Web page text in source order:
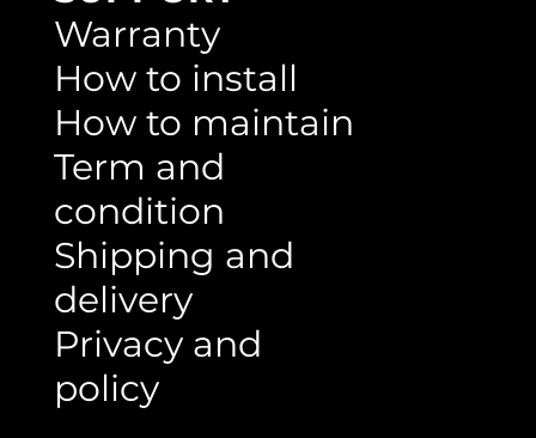
Ceiling
Wall panel
SUPPORT
Warranty
How to install
How to maintain
Term and
condition
Shipping and
delivery